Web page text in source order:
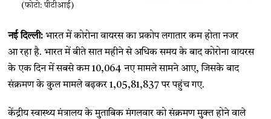
(फोटो: पीटीआई)
नई दिल्ली: भारत में कोरोना वायरस का प्रकोप लगातार कम होता नजर
आ रहा है. भारत में बीते सात महीने से अधिक समय के बाद कोरोना वायरस
के एक दिन में सबसे कम 10,064 नए मामले सामने आए, जिसके बाद
संक्रमण के कुल मामले बढ़कर 1,05,81,837 पर पहुंच गए.
केंद्रीय स्वास्थ्य मंत्रालय के मुताबिक मंगलवार को संक्रमण मुक्त होने वाले